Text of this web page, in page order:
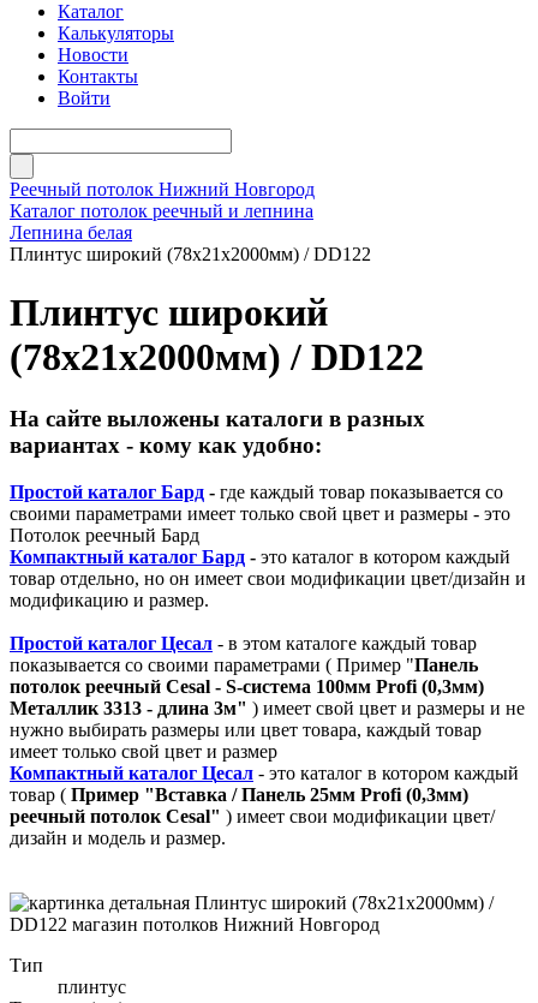
Каталог
Калькуляторы
Новости
Контакты
Войти
Реечный потолок Нижний Новгород
Каталог потолок реечный и лепнина
Лепнина белая
Плинтус широкий (78х21х2000мм) / DD122
Плинтус широкий
(78х21х2000мм) / DD122
На сайте выложены каталоги в разных
вариантах - кому как удобно:
Простой каталог Бард - где каждый товар показывается со
своими параметрами имеет только свой цвет и размеры - это
Потолок реечный Бард
Компактный каталог Бард - это каталог в котором каждый
товар отдельно, но он имеет свои модификации цвет/дизайн и
модификацию и размер.
Простой каталог Цесал - в этом каталоге каждый товар
показывается со своими параметрами ( Пример "Панель
потолок реечный Cesal - S-система 100мм Profi (0,3мм)
Металлик 3313 - длина 3м" ) имеет свой цвет и размеры и не
нужно выбирать размеры или цвет товара, каждый товар
имеет только свой цвет и размер
Компактный каталог Цесал - это каталог в котором каждый
товар ( Пример "Вставка / Панель 25мм Profi (0,3мм)
реечный потолок Cesal" ) имеет свои модификации цвет/
дизайн и модель и размер.
Тип
плинтус